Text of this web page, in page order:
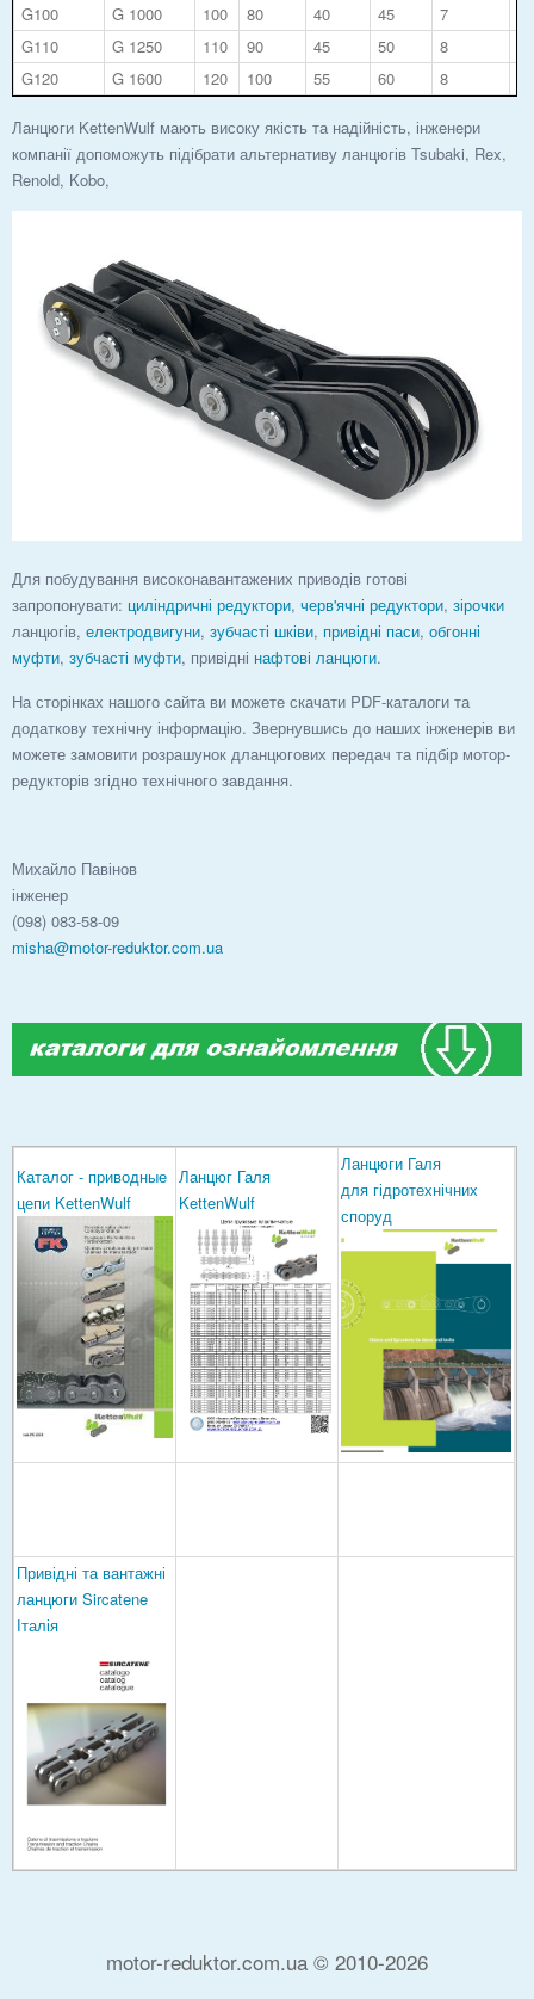
G100
G 1000 100 80 40 45 7
G110
G 1250 110 90 45 50 8
G120
G 1600 120 100 55 60 8
Ланцюги KettenWulf мають високу якість та надійність, інженери
компанії допоможуть підібрати альтернативу ланцюгів Tsubaki, Rex,
Renold, Kobo,
Для побудування високонавантажених приводів готові
запропонувати: циліндричні редуктори, черв'ячні редуктори, зірочки
ланцюгів, електродвигуни, зубчасті шківи, привідні паси, обгонні
муфти, зубчасті муфти, привідні нафтові ланцюги.
На сторінках нашого сайта ви можете скачати PDF-каталоги та
додаткову технічну інформацію. Звернувшись до наших інженерів ви
можете замовити розрашунок дланцюгових передач та підбір мотор-
редукторів згідно технічного завдання.
Михайло Павінов
інженер
(098) 083-58-09
misha@motor-reduktor.com.ua
Каталог - приводные
цепи KettenWulf
Ланцюг Галя
KettenWulf
Ланцюги Галя
для гідротехнічних
споруд
Привідні та вантажні
ланцюги Sircatene
Італія
motor-reduktor.com.ua © 2010-2026